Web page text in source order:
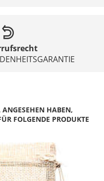
HABEN,
FOLGENDE PRODUKTE